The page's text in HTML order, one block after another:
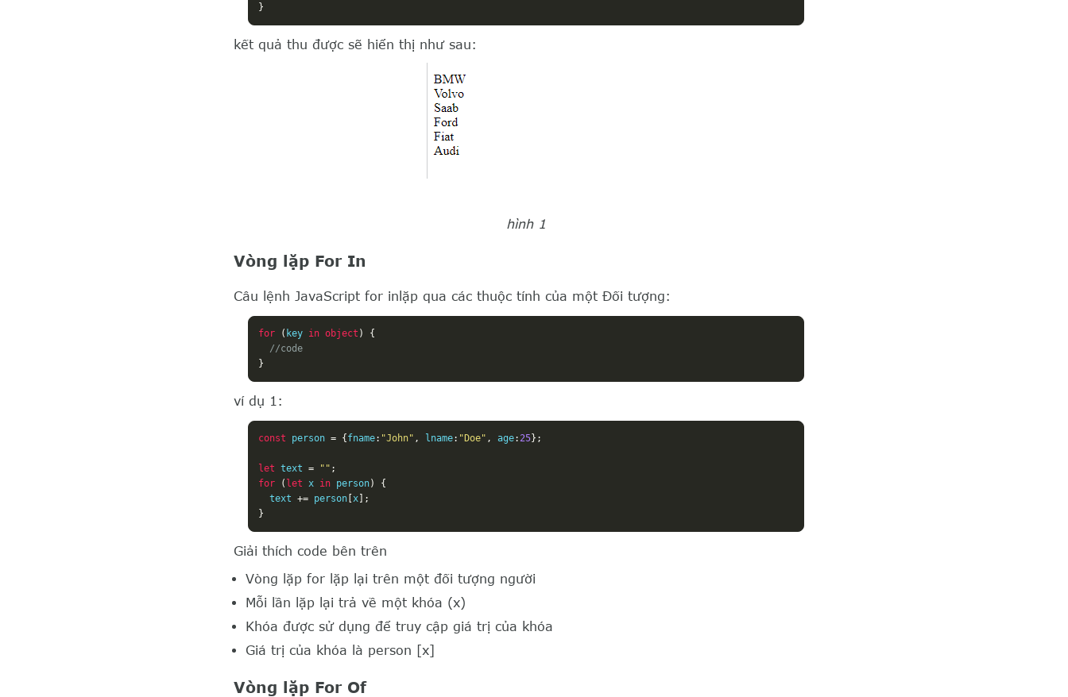
}
kết quả thu được sẽ hiển thị như sau:
hình 1
Vòng lặp For In
Câu lệnh JavaScript for inlặp qua các thuộc tính của một Đối tượng:
for ( key in object )
{
//code
}
ví dụ 1:
const person = { fname: "John" , lname: "Doe" , age:25};
let text = "" ;
for
( let x in person)
{
  text
+= person [x ];
}
Giải thích code bên trên
Vòng lặp for lặp lại trên một đối tượng người
Mỗi lần lặp lại trả về một khóa (x)
Khóa được sử dụng để truy cập giá trị của khóa
Giá trị của khóa là person [x]
Vòng lặp For Of